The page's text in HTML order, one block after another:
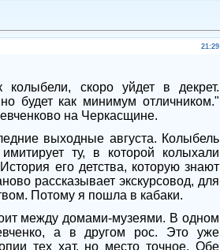
21:29
колыбели, скоро уйдет в декрет.
будет как минимум отличником."
на Черкасщине.
выходные августа. Колыбель
ту, в которой колыхали
его детства, которую знают
рассказывает экскурсовод, для
Потому я пошла в кабаки.
между домами-музеями. В одном
а в другом рос. Это уже
тех хат, но место точное. Обе